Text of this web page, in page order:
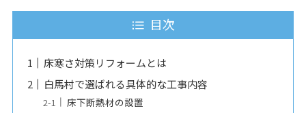
目次
床寒さ対策リフォームとは
白馬村で選ばれる具体的な工事内容
床下断熱材の設置